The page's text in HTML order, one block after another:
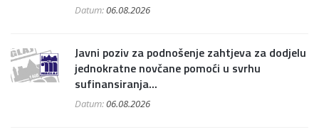
Datum:06.08.2026
Javni poziv za podnošenje zahtjeva za dodjelu
jednokratne novčane pomoći u svrhu
sufinansiranja...
Datum:06.08.2026